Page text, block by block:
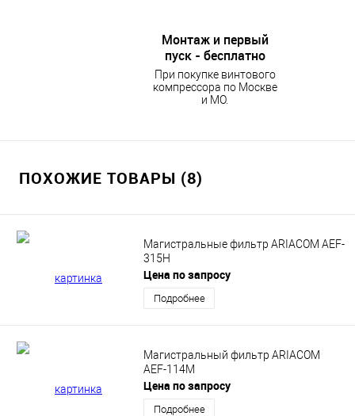
Монтаж и первый
пуск - бесплатно
При покупке винтового
компрессора по Москве
и МО.
ПОХОЖИЕ ТОВАРЫ (8)
Магистральные фильтр ARIACOM AEF-
315H
Цена по запросу
Подробнее
Магистральный фильтр ARIACOM
AEF-114M
Цена по запросу
Подробнее